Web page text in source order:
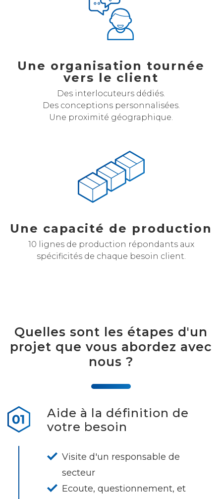
Une organisation tournée
vers le client
Des interlocuteurs dédiés.
Des conceptions personnalisées.
Une proximité géographique.
Une capacité de production
10 lignes de production répondants aux
spécificités de chaque besoin client.
Quelles sont les étapes d'un
projet que vous abordez avec
nous ?
Aide à la définition de
votre besoin
Visite d'un responsable de
secteur
Ecoute, questionnement, et